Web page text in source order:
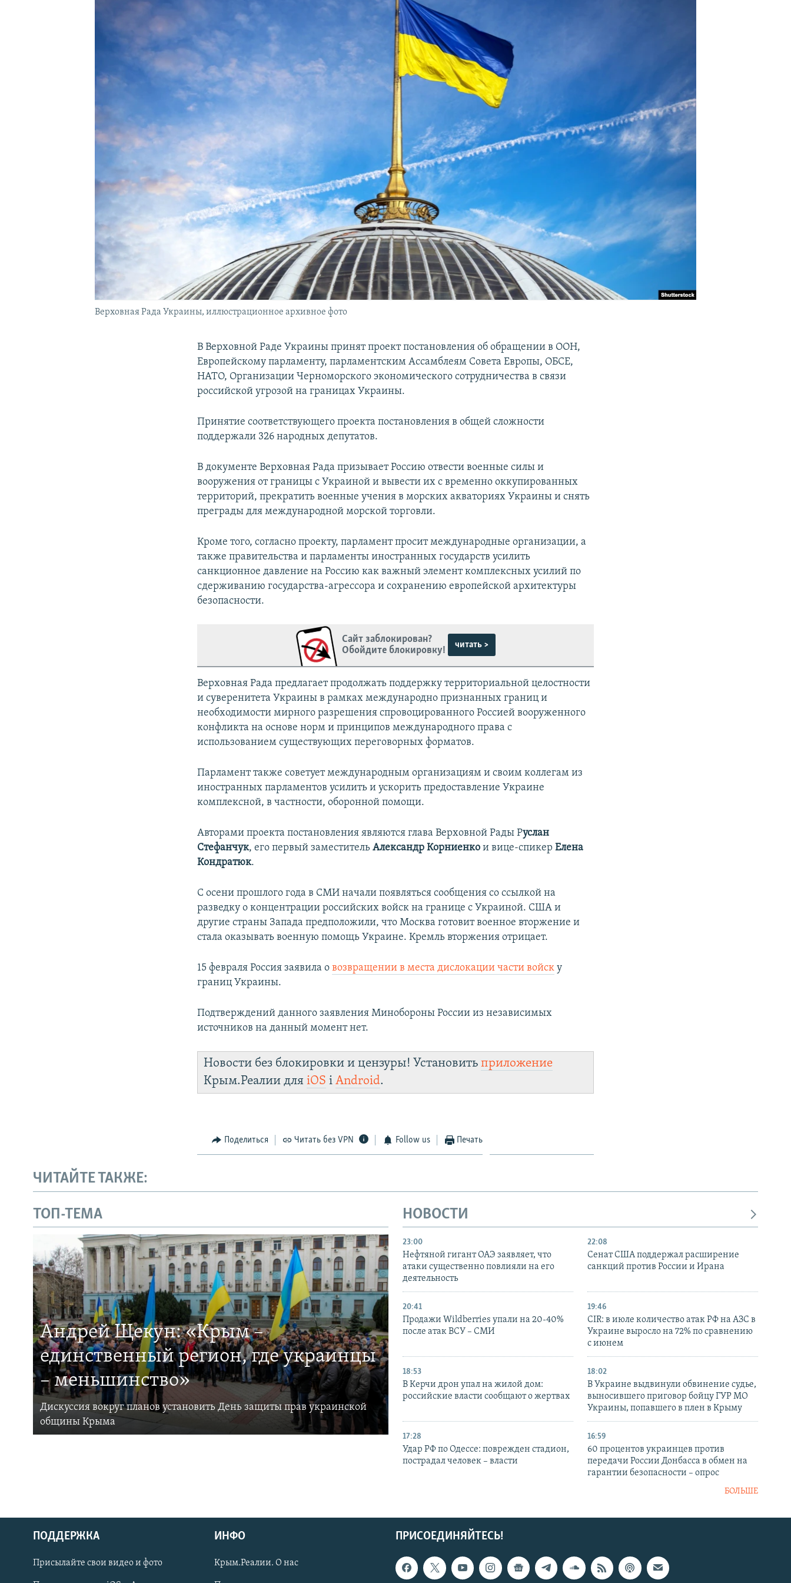
Українською
Верховная Рада Украины, иллюстрационное архивное фото
В Верховной Раде Украины принят проект постановления об обращении в ООН,
Европейскому парламенту, парламентским Ассамблеям Совета Европы, ОБСЕ,
НАТО, Организации Черноморского экономического сотрудничества в связи
российской угрозой на границах Украины.
Принятие соответствующего проекта постановления в общей сложности
поддержали 326 народных депутатов.
В документе Верховная Рада призывает Россию отвести военные силы и
вооружения от границы с Украиной и вывести их с временно оккупированных
территорий, прекратить военные учения в морских акваториях Украины и снять
преграды для международной морской торговли.
Кроме того, согласно проекту, парламент просит международные организации, а
также правительства и парламенты иностранных государств усилить
санкционное давление на Россию как важный элемент комплексных усилий по
сдерживанию государства-агрессора и сохранению европейской архитектуры
безопасности.
Сайт заблокирован?
Обойдите блокировку!
читать >
Верховная Рада предлагает продолжать поддержку территориальной целостности
и суверенитета Украины в рамках международно признанных границ и
необходимости мирного разрешения спровоцированного Россией вооруженного
конфликта на основе норм и принципов международного права с
использованием существующих переговорных форматов.
Парламент также советует международным организациям и своим коллегам из
иностранных парламентов усилить и ускорить предоставление Украине
комплексной, в частности, оборонной помощи.
Авторами проекта постановления являются глава Верховной Рады Руслан
Стефанчук, его первый заместительАлександр Корниенко и вице-спикерЕлена
Кондратюк.
С осени прошлого года в СМИ начали появляться сообщения со ссылкой на
разведку о концентрации российских войск на границе с Украиной. США и
другие страны Запада предположили, что Москва готовит военное вторжение и
стала оказывать военную помощь Украине. Кремль вторжения отрицает.
15 февраля Россия заявила овозвращении в места дислокации части войск у
границ Украины.
Подтверждений данного заявления Минобороны России из независимых
источников на данный момент нет.
Новости без блокировки и цензуры! Установитьприложение
Крым.Реалии дляiOS іAndroid.
Поделиться Читать без VPN Follow us Печать
ЧИТАЙТЕ ТАКЖЕ:
ТОП-ТЕМА
Андрей Щекун: «Крым –
единственный регион, где украинцы
– меньшинство»
Дискуссия вокруг планов установить День защиты прав украинской
общины Крыма
НОВОСТИ
23:00
Нефтяной гигант ОАЭ заявляет, что
атаки существенно повлияли на его
деятельность
22:08
Сенат США поддержал расширение
санкций против России и Ирана
20:41
Продажи Wildberries упали на 20-40%
после атак ВСУ – СМИ
19:46
CIR: в июле количество атак РФ на АЗС в
Украине выросло на 72% по сравнению
с июнем
18:53
В Керчи дрон упал на жилой дом:
российские власти сообщают о жертвах
18:02
В Украине выдвинули обвинение судье,
выносившего приговор бойцу ГУР МО
Украины, попавшего в плен в Крыму
17:28
Удар РФ по Одессе: поврежден стадион,
пострадал человек – власти
16:59
60 процентов украинцев против
передачи России Донбасса в обмен на
гарантии безопасности – опрос
БОЛЬШЕ
ПРИСОЕДИНЯЙТЕСЬ!
ПОДДЕРЖКА
Присылайте свои видео и фото
ИНФО
Крым.Реалии. О нас